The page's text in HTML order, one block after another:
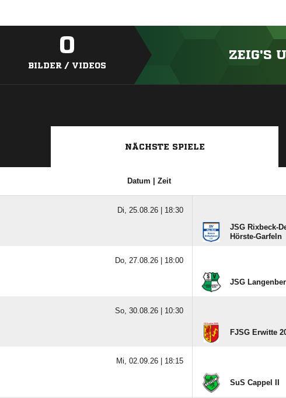
0
BILDER / VIDEOS
ZEIG'S
NÄCHSTE SPIELE
Datum | Zeit
Di, 25.08.26 | 18:30
JSG Rixbeck-
Hörste-Garfeln
Do, 27.08.26 | 18:00
JSG
So, 30.08.26 | 10:30
FJSG Erwitte
Mi, 02.09.26 | 18:15
SuS Cappel II